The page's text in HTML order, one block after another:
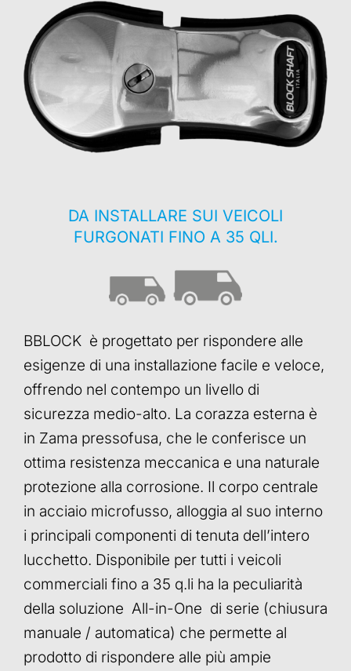
DA INSTALLARE SUI VEICOLI
FURGONATI FINO A 35 QLI.
BBLOCK è progettato per rispondere alle
esigenze di una installazione facile e veloce,
offrendo nel contempo un livello di
sicurezza medio-alto. La corazza esterna è
in Zama pressofusa, che le conferisce un
ottima resistenza meccanica e una naturale
protezione alla corrosione. Il corpo centrale
in acciaio microfusso, alloggia al suo interno
i principali componenti di tenuta dell’intero
lucchetto. Disponibile per tutti i veicoli
commerciali fino a 35 q.li ha la peculiarità
della soluzione All-in-One di serie (chiusura
manuale / automatica) che permette al
prodotto di rispondere alle più ampie